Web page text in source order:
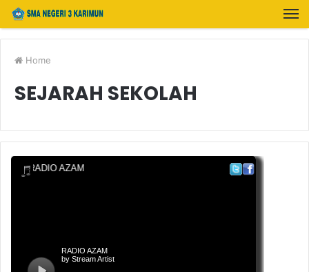
Home
SEJARAH SEKOLAH